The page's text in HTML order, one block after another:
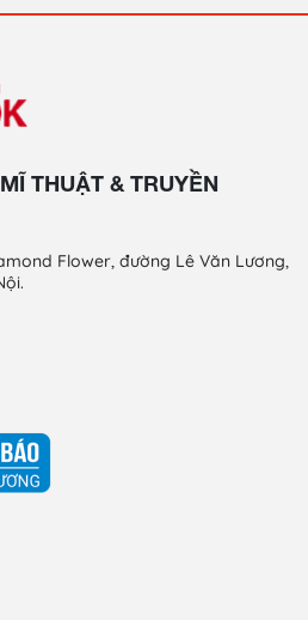
THUẬT & TRUYỀN
Flower, đường Lê Văn Lương,